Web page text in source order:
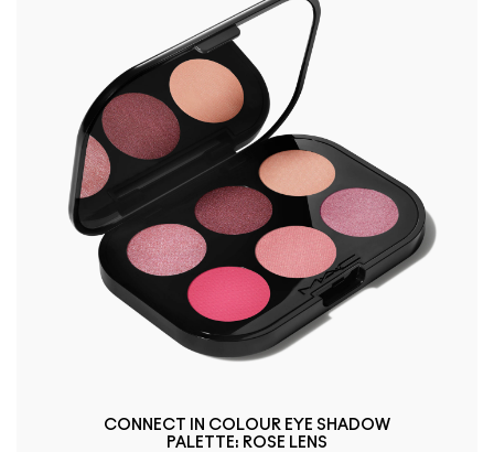
CONNECT IN COLOUR EYE SHADOW
PALETTE: ROSE LENS